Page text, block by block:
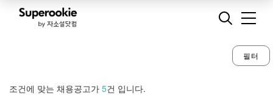
필터
조건에 맞는 채용공고가 5건 입니다.